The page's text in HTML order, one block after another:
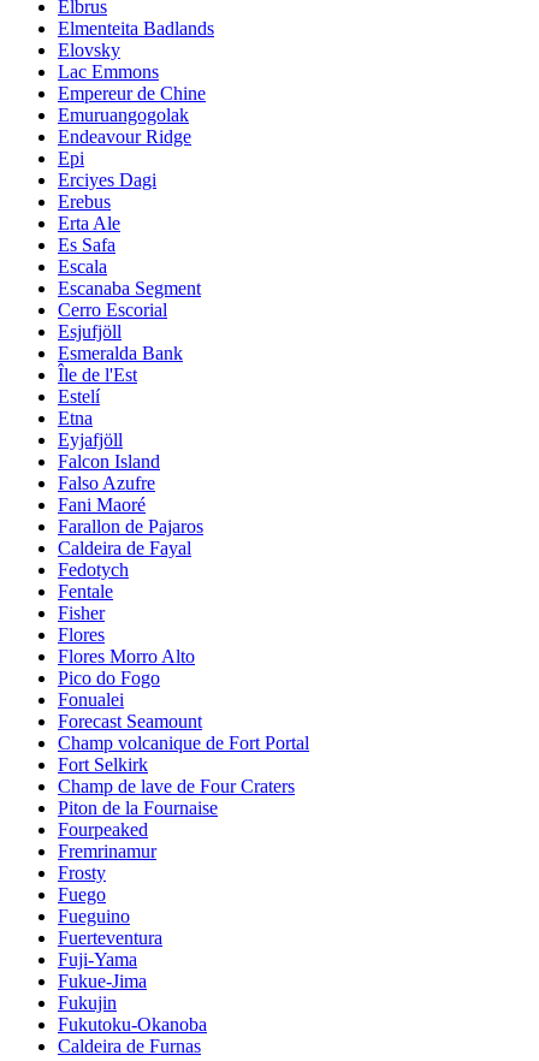
Elbrus
Elmenteita Badlands
Elovsky
Lac Emmons
Empereur de Chine
Emuruangogolak
Endeavour Ridge
Epi
Erciyes Dagi
Erebus
Erta Ale
Es Safa
Escala
Escanaba Segment
Cerro Escorial
Esjufjöll
Esmeralda Bank
Île de l'Est
Estelí
Etna
Eyjafjöll
Falcon Island
Falso Azufre
Fani Maoré
Farallon de Pajaros
Caldeira de Fayal
Fedotych
Fentale
Fisher
Flores
Flores Morro Alto
Pico do Fogo
Fonualei
Forecast Seamount
Champ volcanique de Fort Portal
Fort Selkirk
Champ de lave de Four Craters
Piton de la Fournaise
Fourpeaked
Fremrinamur
Frosty
Fuego
Fueguino
Fuerteventura
Fuji-Yama
Fukue-Jima
Fukujin
Fukutoku-Okanoba
Caldeira de Furnas